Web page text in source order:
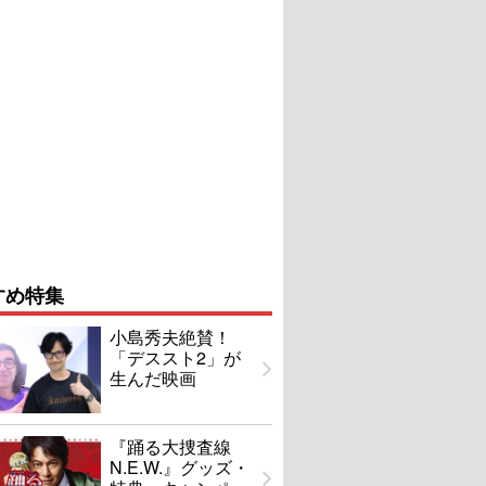
特集
小島秀夫絶賛！
「デススト2」が
生んだ映画
『踊る大捜査線
N.E.W.』グッズ・